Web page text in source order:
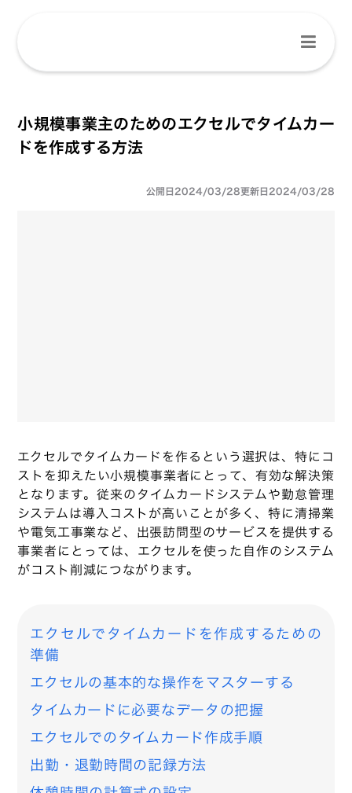
小規模事業主のためのエクセルでタイムカー
ドを作成する方法
公開日2024/03/28更新日2024/03/28
エクセルでタイムカードを作るという選択は、特にコ
ストを抑えたい小規模事業者にとって、有効な解決策
となります。従来のタイムカードシステムや勤怠管理
システムは導入コストが高いことが多く、特に清掃業
や電気工事業など、出張訪問型のサービスを提供する
事業者にとっては、エクセルを使った自作のシステム
がコスト削減につながります。
エクセルでタイムカードを作成するための
準備
エクセルの基本的な操作をマスターする
タイムカードに必要なデータの把握
エクセルでのタイムカード作成手順
出勤・退勤時間の記録方法